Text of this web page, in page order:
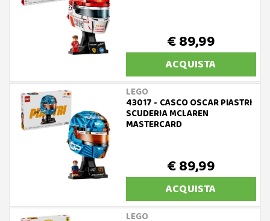
€ 89,99
ACQUISTA
LEGO
43017 - CASCO OSCAR PIASTRI
SCUDERIA MCLAREN
MASTERCARD
€ 89,99
ACQUISTA
LEGO